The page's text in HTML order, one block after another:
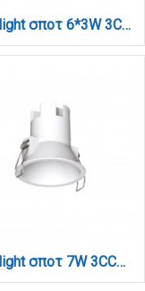
Downlight σποτ 6*3W 3CCT σε μαύρη απόχρωση (X00200B)
Downlight σποτ 7W 3CCT σε λευκή απόχρωση (X00240W)